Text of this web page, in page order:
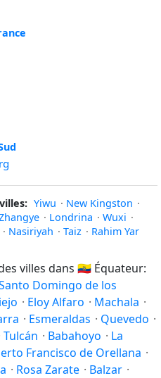
Yiwu · New Kingston ·
· Londrina · Wuxi ·
· Nasiriyah · Taiz · Rahim Yar
villes dans 🇪🇨 Équateur:
Domingo de los
· Eloy Alfaro · Machala ·
· Esmeraldas · Quevedo ·
Tulcán · Babahoyo · La
Francisco de Orellana ·
· Rosa Zarate · Balzar ·